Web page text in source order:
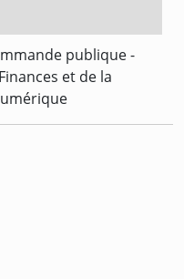
publique -
et de la